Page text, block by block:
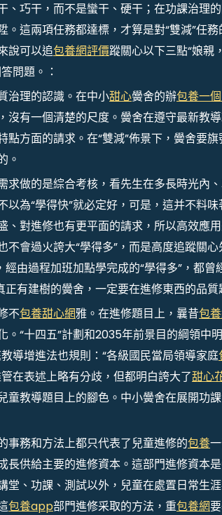
、巧干，而不是蠻干、硬干；在功課治理
。這兩項任務都達標，才算是對“雙減”任
說可以追包養網評價蹤關心以下三點“娘親
問題。：
治理的認識。在中小甜心黌舍的辦包養一
沒有一個清楚的尺度。黌舍在遵守最新教
點方面的請求。在“雙減”佈景下，黌舍要
。
求做的是綜合考核，看先生在多長時光內
以為“學得快”就必定好，可是，這并不料
、對進修也有更平面的請求，所以高效應
不會過火誇大“學得多”，而是高度追蹤關
經由過程加班加點學完成的“學得多”，都
正有建樹的黌舍，一定要在進修東西的品質
不包養甜心網雅。在進修題目上，曩昔包
。“十四五”計劃和2035年前景目的綱領中
導增進法也規則：“各級國民當局領導家庭
在表述上略有分歧，但都明白誇大了甜心
童教導題目上的腳色。中小黌舍在展開功
事務和方法上都只代表了兒童進修的包養
長供給主要的進修資本。這部門進修資本
堂、功課、測試以外，兒童在處置日常生
包養app部門進修采取的方法，重包養網